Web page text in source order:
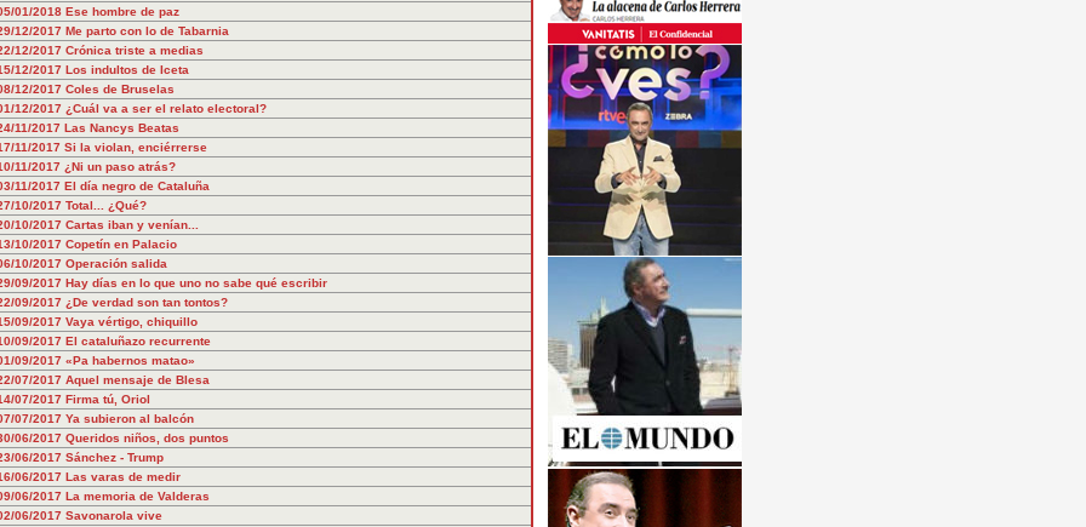
01/2018 Ese hombre de paz
12/2017 Me parto con lo de Tabarnia
12/2017 Crónica triste a medias
12/2017 Los indultos de Iceta
12/2017 Coles de Bruselas
12/2017 ¿Cuál va a ser el relato electoral?
11/2017 Las Nancys Beatas
11/2017 Si la violan, enciérrerse
11/2017 ¿Ni un paso atrás?
11/2017 El día negro de Cataluña
10/2017 Total... ¿Qué?
10/2017 Cartas iban y venían...
10/2017 Copetín en Palacio
10/2017 Operación salida
09/2017 Hay días en lo que uno no sabe qué escribir
09/2017 ¿De verdad son tan tontos?
09/2017 Vaya vértigo, chiquillo
09/2017 El cataluñazo recurrente
09/2017 «Pa habernos matao»
07/2017 Aquel mensaje de Blesa
07/2017 Firma tú, Oriol
07/2017 Ya subieron al balcón
06/2017 Queridos niños, dos puntos
06/2017 Sánchez - Trump
06/2017 Las varas de medir
06/2017 La memoria de Valderas
06/2017 Savonarola vive